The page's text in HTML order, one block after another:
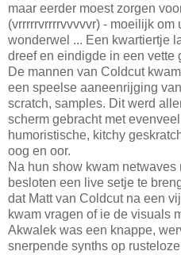
maar eerder moest zorgen
(vrrrrrvrrrrvvvvvr) - moeilijk
wonderwel ... Een kwartiertje
dreef en eindigde in een vette
De mannen van Coldcut
een speelse aaneenrijging
scratch, samples. Dit werd
scherm gebracht met
humoristische, kitchy
oog en oor.
Na hun show kwam netwaves
besloten een live setje te
dat Matt van Coldcut na een
kwam vragen of ie de visuals
Akwalek was een knappe,
snerpende synths op